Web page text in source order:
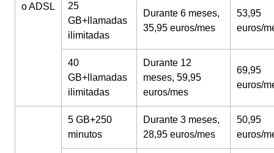
o ADSL
25
GB+llamadas
ilimitadas
Durante 6 meses,
35,95 euros/mes
53,95
euros/
40
GB+llamadas
ilimitadas
Durante 12
meses, 59,95
euros/mes
69,95
euros/
5 GB+250
minutos
Durante 3 meses,
28,95 euros/mes
50,95
euros/